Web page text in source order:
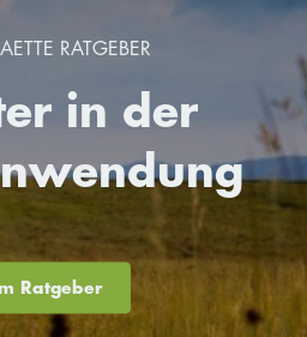
RATGEBER
in der
Ratgeber